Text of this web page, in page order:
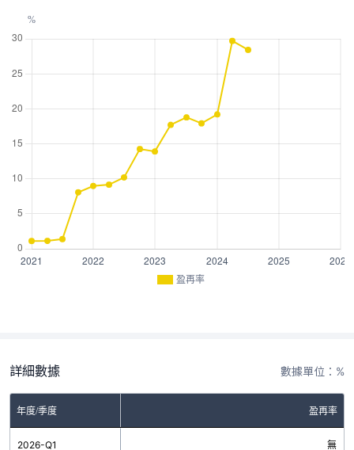
盈再率
詳細數據 數據單位：%
年度/季度 盈再率
2026-Q1 無